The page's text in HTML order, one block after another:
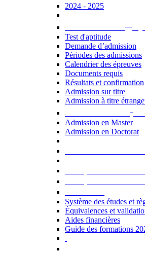
2024 - 2025
Test d'aptitude
Demande d’admission
Périodes des admissions
Calendrier des épreuves
Documents requis
Résultats et confirmation
Admission sur titre
Admission à titre
Admission en Master
Admission en Doctorat
Système des études et
Équivalences et
Aides financières
Guide des formations